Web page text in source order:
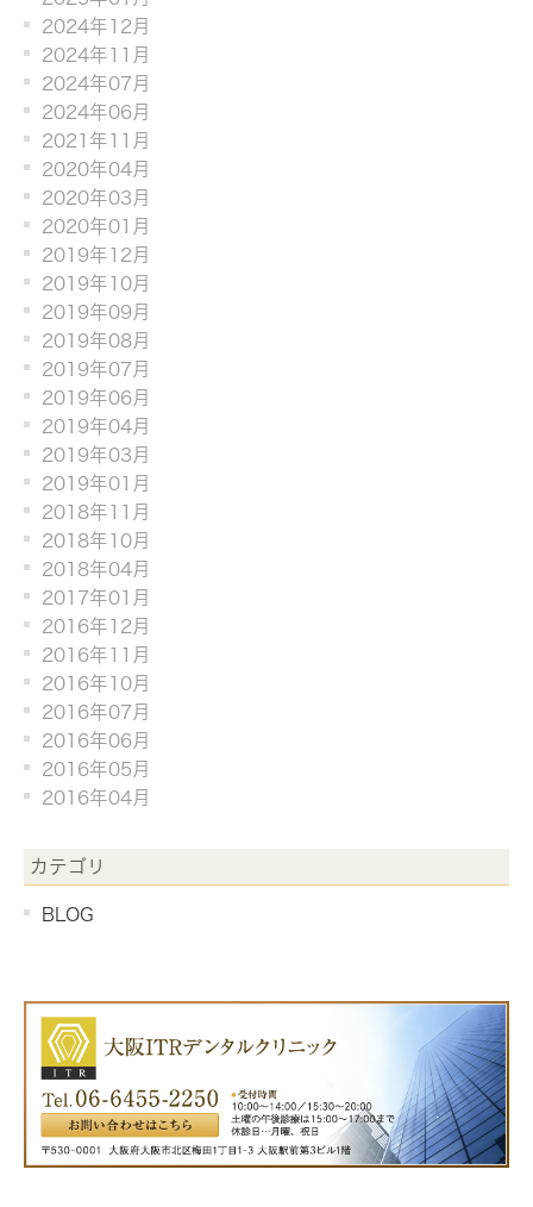
2024年12月
2024年11月
2024年07月
2024年06月
2021年11月
2020年04月
2020年03月
2020年01月
2019年12月
2019年10月
2019年09月
2019年08月
2019年07月
2019年06月
2019年04月
2019年03月
2019年01月
2018年11月
2018年10月
2018年04月
2017年01月
2016年12月
2016年11月
2016年10月
2016年07月
2016年06月
2016年05月
2016年04月
カテゴリ
BLOG